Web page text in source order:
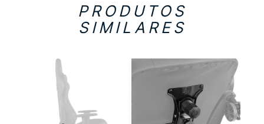
PRODUTOS
SIMILARES